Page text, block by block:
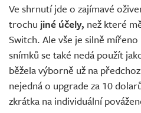
Ve shrnutí jde o zajímavé
trochu jiné účely, než které
Switch. Ale vše je silně
snímků se také nedá použít
běžela výborně už na
nejedná o upgrade za 10
zkrátka na individuální